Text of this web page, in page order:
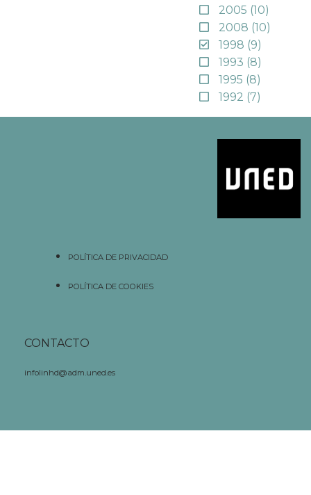
2005 (10)
2008 (10)
1998 (9)
1993 (8)
1995 (8)
1992 (7)
POLÍTICA DE PRIVACIDAD
POLÍTICA DE COOKIES
CONTACTO
infolinhd@adm.uned.es